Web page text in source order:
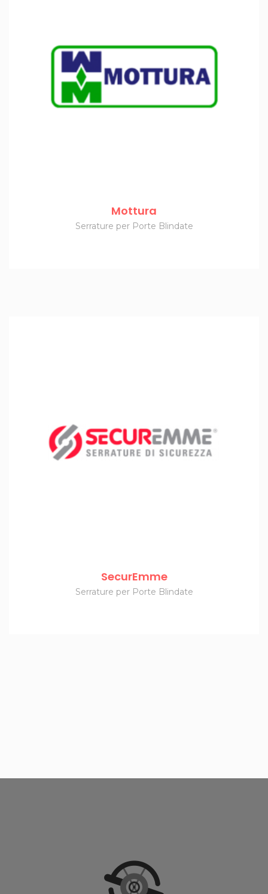
Mottura
Serrature per Porte Blindate
SecurEmme
Serrature per Porte Blindate